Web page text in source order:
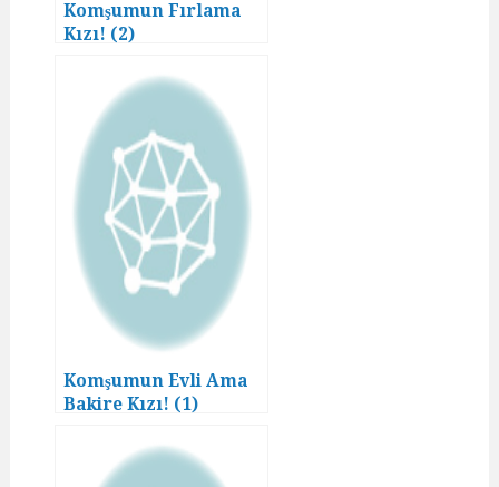
Komşumun Fırlama
Kızı! (2)
Komşumun Evli Ama
Bakire Kızı! (1)